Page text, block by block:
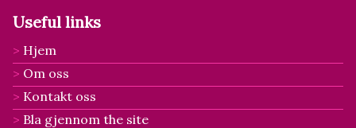
Useful links
Hjem
Om oss
Kontakt oss
Bla gjennom the site